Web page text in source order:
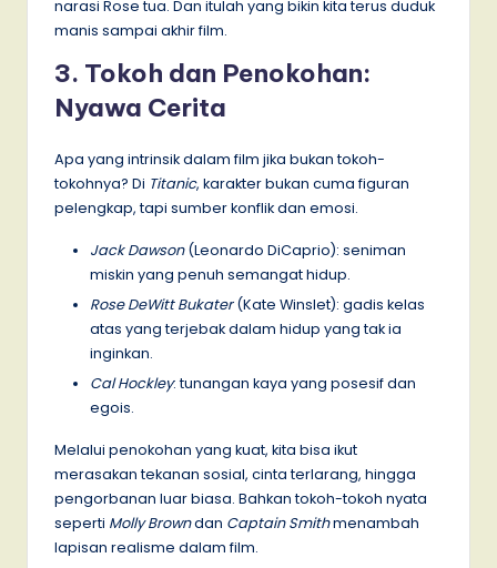
narasi Rose tua. Dan itulah yang bikin kita terus duduk
manis sampai akhir film.
3. Tokoh dan Penokohan:
Nyawa Cerita
Apa yang intrinsik dalam film jika bukan tokoh-
tokohnya? Di Titanic, karakter bukan cuma figuran
pelengkap, tapi sumber konflik dan emosi.
Jack Dawson(Leonardo DiCaprio): seniman
miskin yang penuh semangat hidup.
Rose DeWitt Bukater(Kate Winslet): gadis kelas
atas yang terjebak dalam hidup yang tak ia
inginkan.
Cal Hockley: tunangan kaya yang posesif dan
egois.
Melalui penokohan yang kuat, kita bisa ikut
merasakan tekanan sosial, cinta terlarang, hingga
pengorbanan luar biasa. Bahkan tokoh-tokoh nyata
seperti Molly Browndan Captain Smithmenambah
lapisan realisme dalam film.